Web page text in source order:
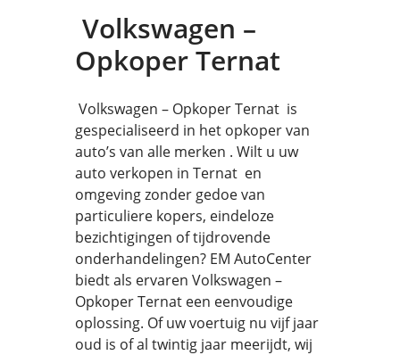
Volkswagen –
Opkoper Ternat
Volkswagen – Opkoper Ternat is
gespecialiseerd in het opkoper van
auto’s van alle merken . Wilt u uw
auto verkopen in Ternat en
omgeving zonder gedoe van
particuliere kopers, eindeloze
bezichtigingen of tijdrovende
onderhandelingen? EM AutoCenter
biedt als ervaren Volkswagen –
Opkoper Ternat een eenvoudige
oplossing. Of uw voertuig nu vijf jaar
oud is of al twintig jaar meerijdt, wij